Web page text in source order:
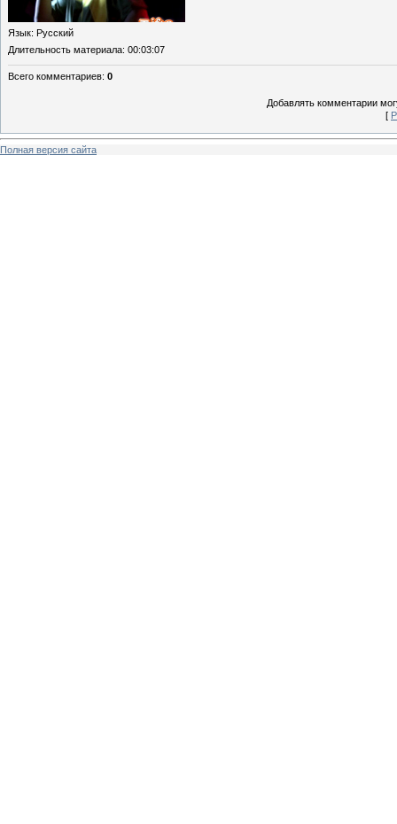
Язык: Русский
Длительность материала: 00:03:07
Всего комментариев: 0
Добавлять комментарии
[
Полная версия сайта